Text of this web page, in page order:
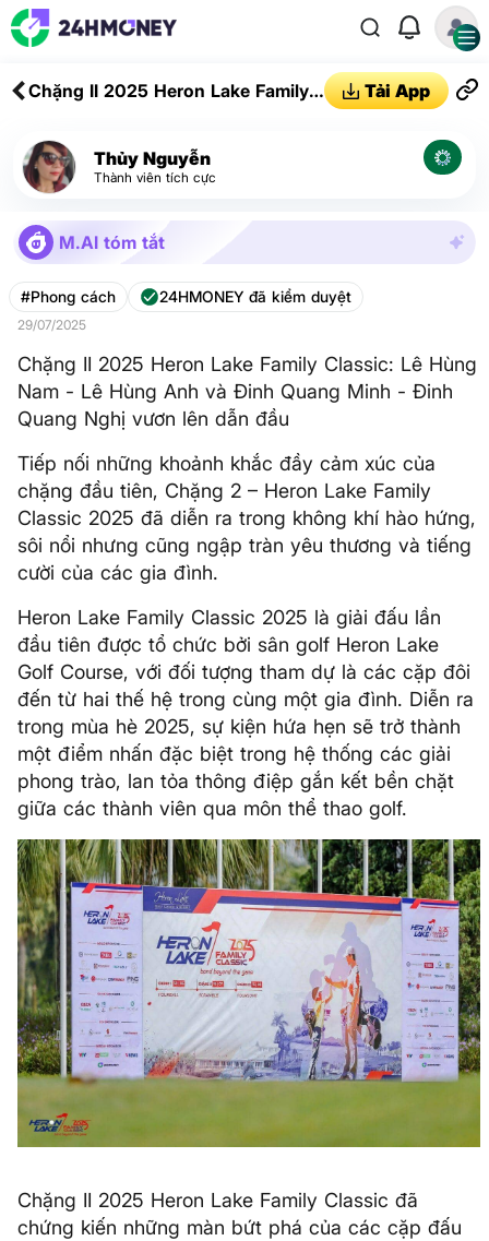
Chặng II 2025 Heron Lake Family
Anh và Đinh Quang Minh - Đinh
Quang Nghị vươn lên dẫn đầu
Tải App
Thủy Nguyễn
Thành viên tích cực
M.AI tóm tắt
#Phong cách 24HMONEY đã kiểm duyệt
29/07/2025
Chặng II 2025 Heron Lake Family Classic: Lê Hùng
Nam - Lê Hùng Anh và Đinh Quang Minh - Đinh
Quang Nghị vươn lên dẫn đầu
Tiếp nối những khoảnh khắc đầy cảm xúc của
chặng đầu tiên, Chặng 2 – Heron Lake Family
Classic 2025 đã diễn ra trong không khí hào hứng,
sôi nổi nhưng cũng ngập tràn yêu thương và tiếng
cười của các gia đình.
Heron Lake Family Classic 2025 là giải đấu lần
đầu tiên được tổ chức bởi sân golf Heron Lake
Golf Course, với đối tượng tham dự là các cặp đôi
đến từ hai thế hệ trong cùng một gia đình. Diễn ra
trong mùa hè 2025, sự kiện hứa hẹn sẽ trở thành
một điểm nhấn đặc biệt trong hệ thống các giải
phong trào, lan tỏa thông điệp gắn kết bền chặt
giữa các thành viên qua môn thể thao golf.
Chặng II 2025 Heron Lake Family Classic đã
chứng kiến những màn bứt phá của các cặp đấu